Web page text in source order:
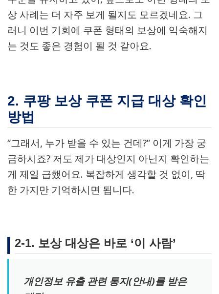
상 사례는 더 자주 보게 될지도 모르겠네요. 그
러니 이번 기회에 쿠폰 형태의 보상에 익숙해지
는 것도 좋은 경험이 될 것 같아요.
2. 쿠팡 보상 쿠폰 지급 대상 확인
방법
“그래서, 누가 받을 수 있는 건데?” 이게 가장 궁
금하시죠? 저도 제가 대상인지 아닌지 확인하는
게 제일 급했어요. 복잡하게 생각할 것 없이, 딱
한 가지만 기억하시면 됩니다.
2-1. 보상 대상은 바로 ‘이 사람’
개인정보 유출 관련 통지(안내)를 받은